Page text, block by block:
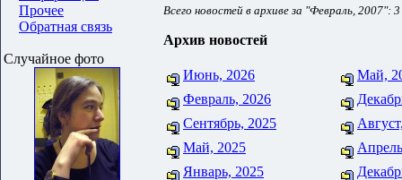
Прочее
Обратная связь
Случайное фото
Всего новостей в архиве за "Февраль, 2007": 3
Архив новостей
Июнь, 2026
Май,
Февраль, 2026
Сентябрь, 2025
Май, 2025
Январь, 2025